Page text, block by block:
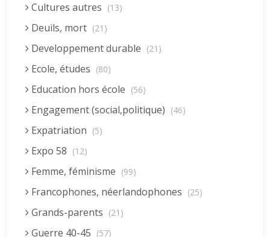
Cultures autres (13)
Deuils, mort (21)
Developpement durable (21)
Ecole, études (80)
Education hors école (56)
Engagement (social,politique) (46)
Expatriation (5)
Expo 58 (12)
Femme, féminisme (99)
Francophones, néerlandophones (25)
Grands-parents (21)
Guerre 40-45 (57)